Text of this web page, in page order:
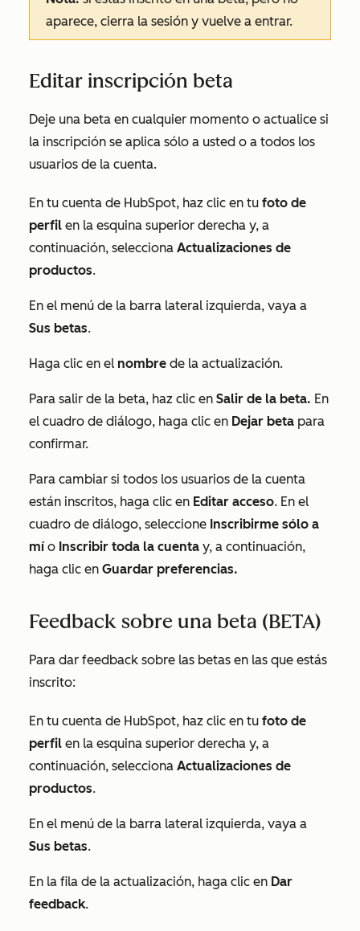
aparece, cierra la sesión y vuelve a entrar.
Editar inscripción beta
Deje una beta en cualquier momento o actualice si
la inscripción se aplica sólo a usted o a todos los
usuarios de la cuenta.
En tu cuenta de HubSpot, haz clic en tu foto de
perfil en la esquina superior derecha y, a
continuación, selecciona Actualizaciones de
productos.
En el menú de la barra lateral izquierda, vaya a
Sus betas.
Haga clic en el nombre de la actualización.
Para salir de la beta, haz clic en Salir de la beta. En
el cuadro de diálogo, haga clic en Dejar beta para
confirmar.
Para cambiar si todos los usuarios de la cuenta
están inscritos, haga clic en Editar acceso. En el
cuadro de diálogo, seleccione Inscribirme sólo a
mío Inscribir toda la cuenta y, a continuación,
haga clic en Guardar preferencias.
Feedback sobre una beta (BETA)
Para dar feedback sobre las betas en las que estás
inscrito:
En tu cuenta de HubSpot, haz clic en tu foto de
perfil en la esquina superior derecha y, a
continuación, selecciona Actualizaciones de
productos.
En el menú de la barra lateral izquierda, vaya a
Sus betas.
En la fila de la actualización, haga clic en Dar
feedback.